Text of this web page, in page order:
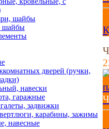
шайбы
шайбы
дверей (ручки,
навески
гаражные
задвижки
карабины, зажимы
навесные